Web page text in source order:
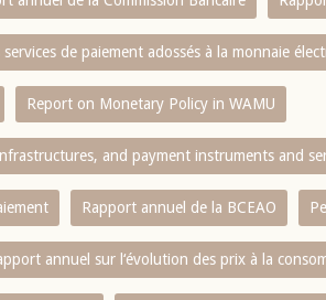
de paiement adossés à la monnaie
Report on Monetary Policy in WAMU
and payment instruments and
Rapport annuel de la BCEAO
annuel sur l‘évolution des prix à la